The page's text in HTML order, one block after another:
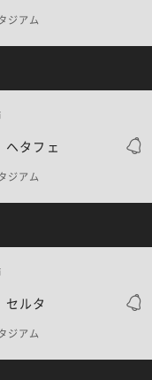
ジアム
ヘタフェ
ジアム
セルタ
ジアム